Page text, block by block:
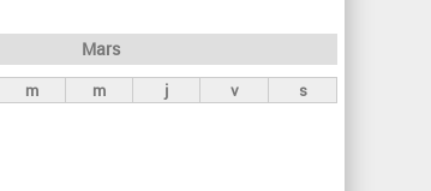
Mars
m m j v s